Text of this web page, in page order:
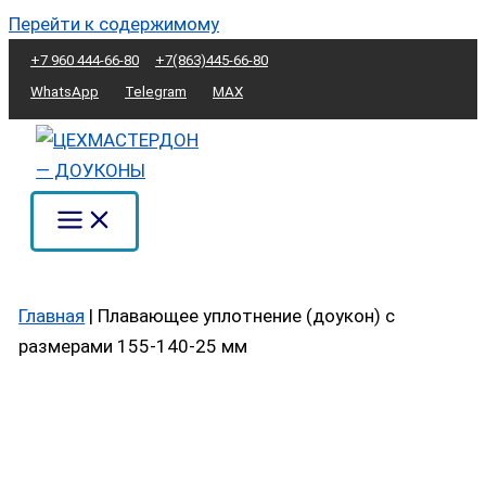
Перейти к содержимому
+7 960 444-66-80
+7(863)445-66-80
WhatsApp
Telegram MAX
Главная | Плавающее уплотнение (доукон) с
размерами 155-140-25 мм